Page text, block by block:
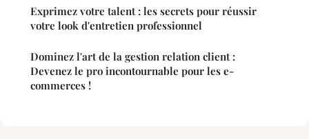
Exprimez votre talent : les secrets pour réussir
votre look d'entretien professionnel
Dominez l'art de la gestion relation client :
Devenez le pro incontournable pour les e-
commerces !